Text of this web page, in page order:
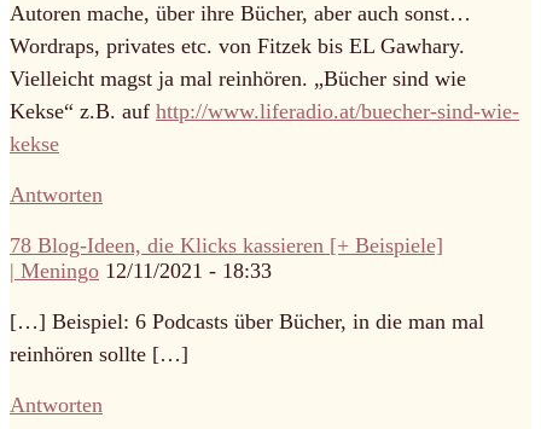
Autoren mache, über ihre Bücher, aber auch sonst…
Wordraps, privates etc. von Fitzek bis EL Gawhary.
Vielleicht magst ja mal reinhören. „Bücher sind wie
Kekse“ z.B. auf http://www.liferadio.at/buecher-sind-wie-
kekse
Antworten
78 Blog-Ideen, die Klicks kassieren [+ Beispiele]
| Meningo 12/11/2021 - 18:33
[…] Beispiel: 6 Podcasts über Bücher, in die man mal
reinhören sollte […]
Antworten